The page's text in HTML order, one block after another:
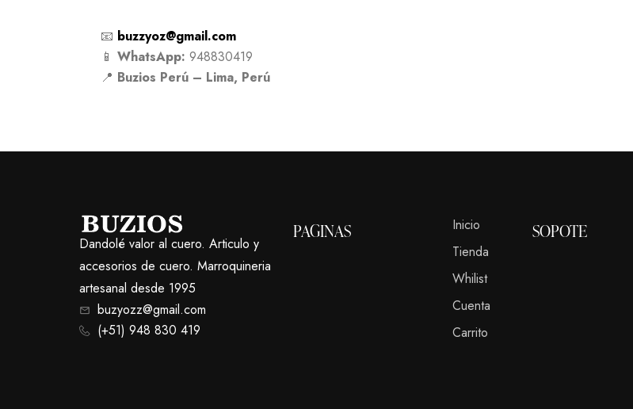
📧 buzzyoz@gmail.com
📱 WhatsApp: 948830419
📍 Buzios Perú – Lima, Perú
Dandolé valor al cuero. Articulo y
accesorios de cuero. Marroquineria
artesanal desde 1995
buzyozz@gmail.com
(+51) 948 830 419
PAGINAS
Inicio
Tienda
Whilist
Cuenta
Carrito
SOPOTE